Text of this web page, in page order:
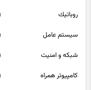
روباتيك
سيستم عامل
شبكه و امنيت
كامپيوتر همراه